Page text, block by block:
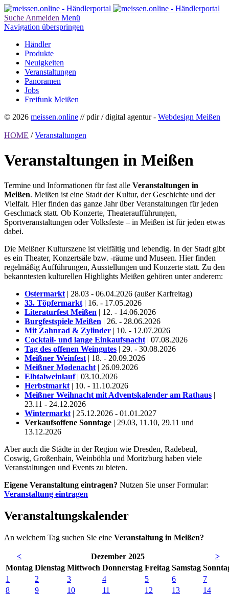
Suche Anmelden Menü
Navigation überspringen
Händler
Produkte
Neuigkeiten
Veranstaltungen
Panoramen
Jobs
Freifunk Meißen
© 2026 meissen.online // pdir / digital agentur - Webdesign Meißen
HOME / Veranstaltungen
Veranstaltungen in Meißen
Termine und Informationen für fast alle Veranstaltungen in
Meißen. Meißen ist eine Stadt der Kultur, der Geschichte und der
Vielfalt. Hier finden das ganze Jahr über Veranstaltungen für jeden
Geschmack statt. Ob Konzerte, Theateraufführungen,
Sportveranstaltungen oder Volksfeste – in Meißen ist für jeden etwas
dabei.
Die Meißner Kulturszene ist vielfältig und lebendig. In der Stadt gibt
es ein Theater, Konzertsäle bzw. -räume und Museen. Hier finden
regelmäßig Aufführungen, Ausstellungen und Konzerte statt. Zu den
bekanntesten kulturellen Highlights Meißen gehören unter anderem:
Ostermarkt | 28.03 - 06.04.2026 (außer Karfreitag)
33. Töpfermarkt | 16. - 17.05.2026
Literaturfest Meißen | 12. - 14.06.2026
Burgfestspiele Meißen | 26. - 28.06.2026
Mit Zahnrad & Zylinder | 10. - 12.07.2026
Cocktail- und lange Einkaufsnacht | 07.08.2026
Tag des offenen Weingutes | 29. - 30.08.2026
Meißner Weinfest | 18. - 20.09.2026
Meißner Modenacht | 26.09.2026
Elbtalweinlauf | 03.10.2026
Herbstmarkt | 10. - 11.10.2026
Meißner Weihnacht mit Adventskalender am Rathaus |
23.11 - 24.12.2026
Wintermarkt | 25.12.2026 - 01.01.2027
Verkaufsoffene Sonntage | 29.03, 11.10, 29.11 und
13.12.2026
Aber auch die Städte in der Region wie Dresden, Radebeul,
Coswig, Großenhain, Weinböhla und Moritzburg haben viele
Veranstaltungen und Events zu bieten.
Eigene Veranstaltung eintragen? Nutzen Sie unser Formular:
Veranstaltung eintragen
Veranstaltungskalender
An welchem Tag suchen Sie eine Veranstaltung in Meißen?
< Dezember 2025
>
Montag Dienstag Mittwoch Donnerstag Freitag Samstag So
1
2 3 4 5 6
7
8
9 10 11 12 13
14